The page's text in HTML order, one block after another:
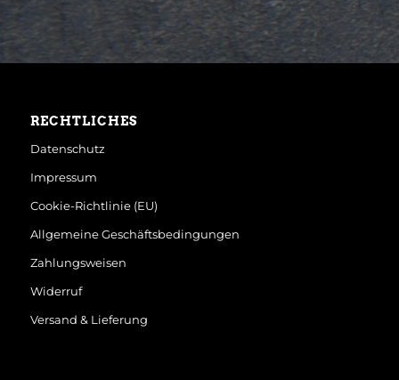
RECHTLICHES
Datenschutz
Impressum
Cookie-Richtlinie (EU)
Allgemeine Geschäftsbedingungen
Zahlungsweisen
Widerruf
Versand & Lieferung